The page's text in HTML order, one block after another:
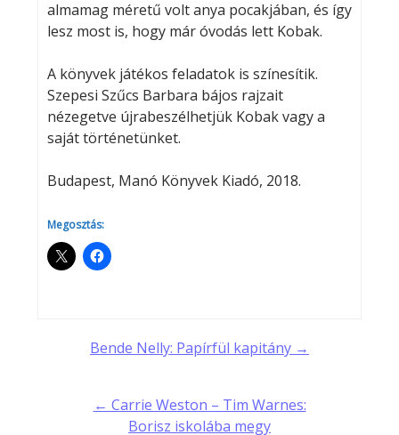
almamag méretű volt anya pocakjában, és így
lesz most is, hogy már óvodás lett Kobak.
A könyvek játékos feladatok is színesítik.
Szepesi Szűcs Barbara bájos rajzait
nézegetve újrabeszélhetjük Kobak vagy a
saját történetünket.
Budapest, Manó Könyvek Kiadó, 2018.
Megosztás:
Post
navigation
Bende Nelly: Papírfül kapitány →
← Carrie Weston – Tim Warnes:
Borisz iskolába megy